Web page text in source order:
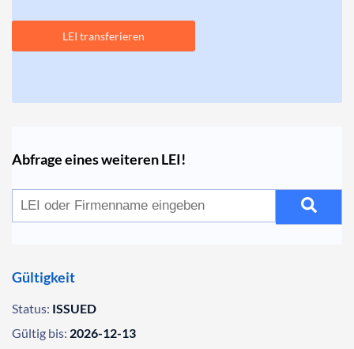
LEI transferieren
Abfrage eines weiteren LEI!
Gültigkeit
Status: ISSUED
Gültig bis: 2026-12-13